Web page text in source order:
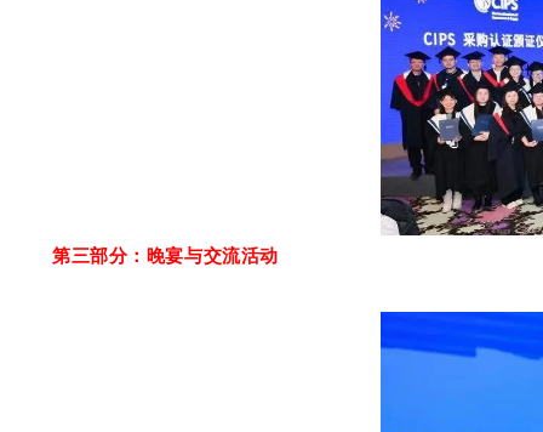
第三部分：晚宴与交流活动